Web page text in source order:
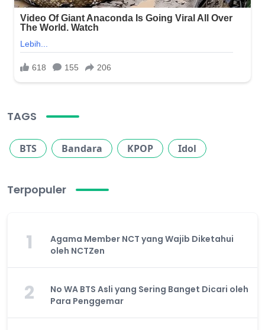
TAGS
BTS Bandara KPOP Idol
Terpopuler
1
Agama Member NCT yang Wajib Diketahui
oleh NCTZen
2
No WA BTS Asli yang Sering Banget Dicari oleh
Para Penggemar